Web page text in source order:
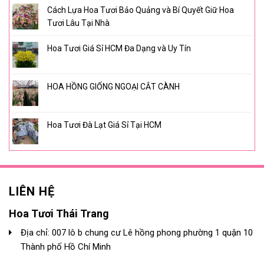
Cách Lựa Hoa Tươi Bảo Quảng và Bí Quyết Giữ Hoa
Tươi Lâu Tại Nhà
Hoa Tươi Giá Sỉ HCM Đa Dạng và Uy Tín
HOA HỒNG GIỐNG NGOẠI CẮT CÀNH
Hoa Tươi Đà Lạt Giá Sỉ Tại HCM
LIÊN HỆ
Hoa Tươi Thái Trang
Địa chỉ: 007 lô b chung cư Lê hồng phong phường 1 quận 10
Thành phố Hồ Chí Minh